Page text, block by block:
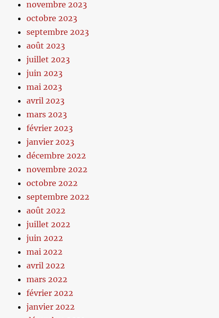
novembre 2023
octobre 2023
septembre 2023
août 2023
juillet 2023
juin 2023
mai 2023
avril 2023
mars 2023
février 2023
janvier 2023
décembre 2022
novembre 2022
octobre 2022
septembre 2022
août 2022
juillet 2022
juin 2022
mai 2022
avril 2022
mars 2022
février 2022
janvier 2022